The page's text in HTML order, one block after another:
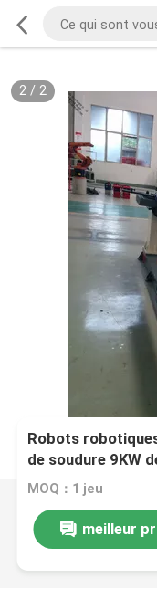
2/ 2
Robots
de soudure 9KW
MOQ：1 jeu
meilleur